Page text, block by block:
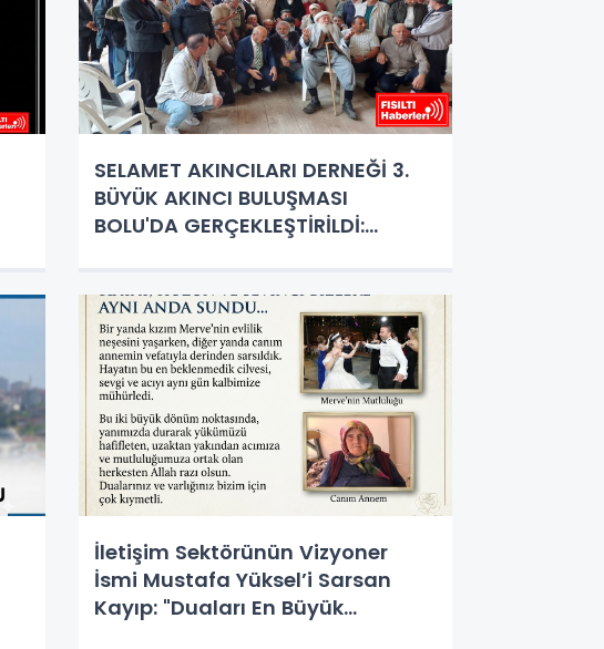
SELAMET AKINCILARI DERNEĞİ 3.
BÜYÜK AKINCI BULUŞMASI
BOLU'DA GERÇEKLEŞTİRİLDİ:
İletişim Sektörünün Vizyoner
İsmi Mustafa Yüksel’i Sarsan
Kayıp: "Duaları En Büyük